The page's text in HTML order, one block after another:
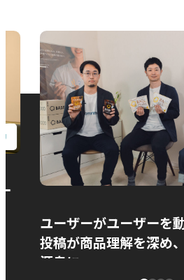
お問い合わ
ユーザーがユーザーを
投稿が商品理解を深め
源泉に